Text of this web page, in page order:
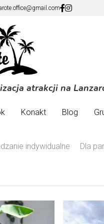
atrakcji na
Konakt Blog
atrakcji na
Konakt Blog
indywidualne Dla par